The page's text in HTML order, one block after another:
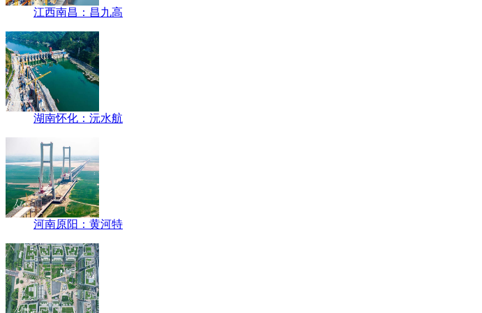
江西南昌：昌九高
湖南怀化：沅水航
河南原阳：黄河特